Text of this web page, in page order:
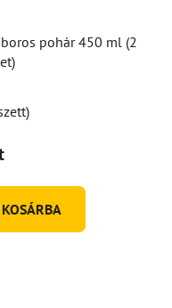
pohár 450 ml (2
KOSÁRBA